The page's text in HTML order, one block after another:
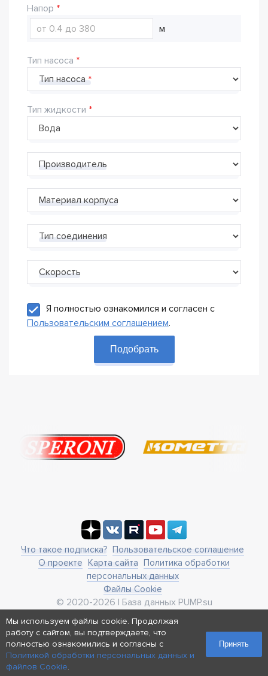
Напор
м
Тип насоса
Тип насоса
Тип жидкости
Производитель
Материал корпуса
Тип соединения
Скорость
Я полностью ознакомился и согласен с
Пользовательским соглашением.
Подобрать
Что такое подписка? Пользовательское соглашение
О проекте Карта сайта Политика обработки
персональных данных
Файлы Cookie
© 2020-2026 | База данных PUMP.su
business@pump.su
г. Москва, ул. Ленинская Слобода 19
Реквизиты
Мы используем файлы cookie. Продолжая
работу с сайтом, вы подтверждаете, что
полностью ознакомились и согласны с
Политикой обработки персональных данных и
файлов Cookie.
Принять